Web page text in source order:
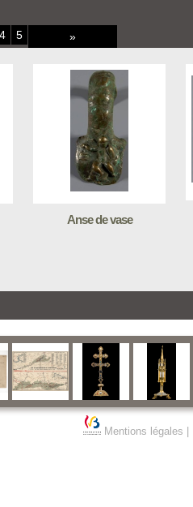
4 5 »
Anse de vase
Mentions légales